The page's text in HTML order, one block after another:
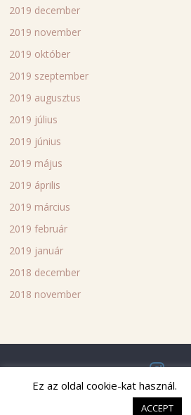
2019 december
2019 november
2019 október
2019 szeptember
2019 augusztus
2019 július
2019 június
2019 május
2019 április
2019 március
2019 február
2019 január
2018 december
2018 november
Copyright © 2018Bettina's blog
Ez az oldal cookie-kat használ.
ACCEPT